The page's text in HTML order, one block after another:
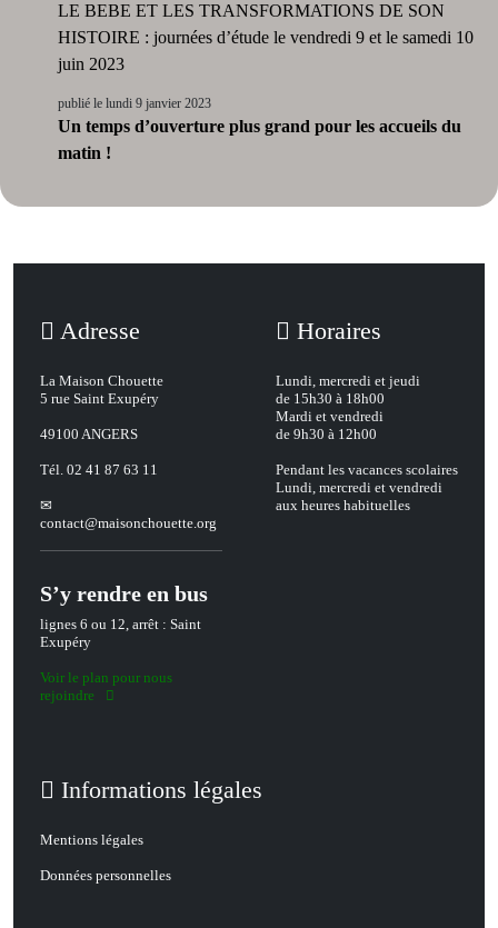
LE BEBE ET LES TRANSFORMATIONS DE SON
HISTOIRE : journées d’étude le vendredi 9 et le samedi 10
juin 2023
publié le lundi 9 janvier 2023
Un temps d’ouverture plus grand pour les accueils du
matin !
Adresse
La Maison Chouette
5 rue Saint Exupéry
49100 ANGERS
Tél. 02 41 87 63 11
contact@maisonchouette.org
S’y rendre en bus
lignes 6 ou 12, arrêt : Saint
Exupéry
Voir le plan pour nous
rejoindre
Horaires
Lundi, mercredi et jeudi
de 15h30 à 18h00
Mardi et vendredi
de 9h30 à 12h00
Pendant les vacances scolaires
Lundi, mercredi et vendredi
aux heures habituelles
Informations légales
Mentions légales
Données personnelles